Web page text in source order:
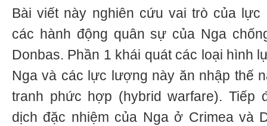
Bài viết này nghiên cứu vai trò của lực
các hành động quân sự của Nga
Donbas. Phần 1 khái quát các loại hình
Nga và các lực lượng này ăn nhập thế
tranh phức hợp (hybrid warfare). Tiếp
dịch đặc nhiệm của Nga ở Crimea và